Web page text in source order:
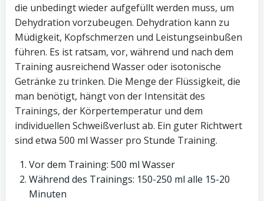
die unbedingt wieder aufgefüllt werden muss, um
Dehydration vorzubeugen. Dehydration kann zu
Müdigkeit, Kopfschmerzen und Leistungseinbußen
führen. Es ist ratsam, vor, während und nach dem
Training ausreichend Wasser oder isotonische
Getränke zu trinken. Die Menge der Flüssigkeit, die
man benötigt, hängt von der Intensität des
Trainings, der Körpertemperatur und dem
individuellen Schweißverlust ab. Ein guter Richtwert
sind etwa 500 ml Wasser pro Stunde Training.
Vor dem Training: 500 ml Wasser
Während des Trainings: 150-250 ml alle 15-20
Minuten